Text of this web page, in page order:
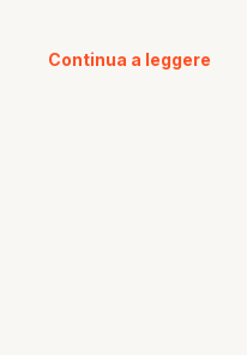
Continua a leggere